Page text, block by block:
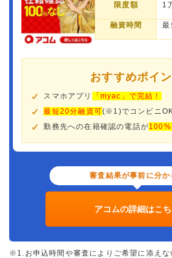
限度額 1
融資時間
おすすめポイ
スマホアプリ
「myac」で完結！
最短20分融資可(※1)でコンビニ
勤務先への在籍確認の電話が100%
審査結果が事前に分
アコムの詳細はこ
※1.お申込時間や審査によりご希望に添えな